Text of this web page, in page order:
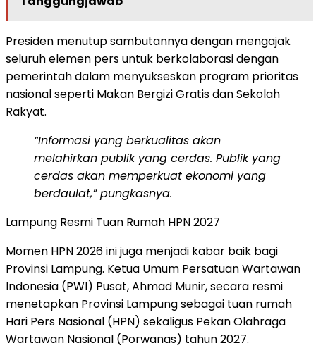
Presiden menutup sambutannya dengan mengajak
seluruh elemen pers untuk berkolaborasi dengan
pemerintah dalam menyukseskan program prioritas
nasional seperti Makan Bergizi Gratis dan Sekolah
Rakyat.
“Informasi yang berkualitas akan
melahirkan publik yang cerdas. Publik yang
cerdas akan memperkuat ekonomi yang
berdaulat,” pungkasnya.
​Lampung Resmi Tuan Rumah HPN 2027
​Momen HPN 2026 ini juga menjadi kabar baik bagi
Provinsi Lampung. Ketua Umum Persatuan Wartawan
Indonesia (PWI) Pusat, Ahmad Munir, secara resmi
menetapkan Provinsi Lampung sebagai tuan rumah
Hari Pers Nasional (HPN) sekaligus Pekan Olahraga
Wartawan Nasional (Porwanas) tahun 2027.